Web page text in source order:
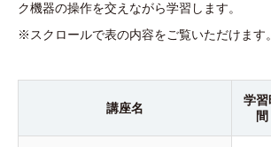
ク機器の操作を交えながら学習します。
※スクロールで表の内容をご覧いただけます。
講座名
学習
間